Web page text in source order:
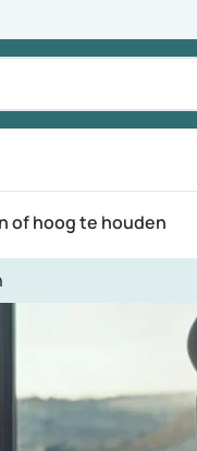
of hoog te houden